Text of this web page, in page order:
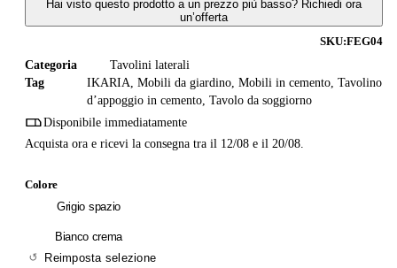
Hai visto questo prodotto a un prezzo più basso? Richiedi ora
un’offerta
SKU:FEG04
Categoria
Tavolini laterali
Tag
IKARIA, Mobili da giardino, Mobili in cemento, Tavolino
d’appoggio in cemento, Tavolo da soggiorno
Disponibile immediatamente
Acquista ora e ricevi la consegna tra il 12/08 e il 20/08.
Colore
Grigio spazio
Bianco crema
Reimposta selezione